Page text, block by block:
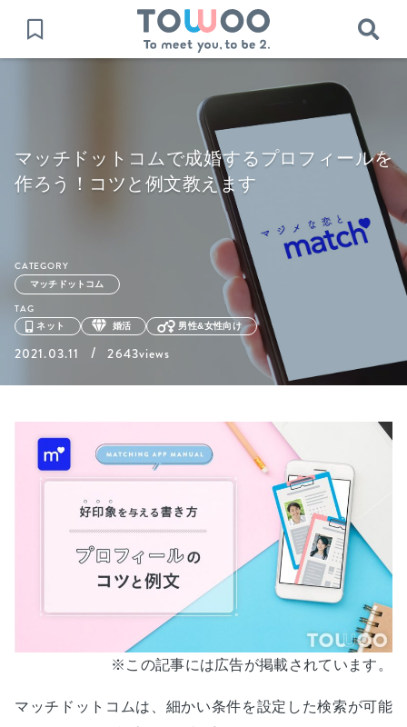
マッチドットコムで成婚するプロフィールを
作ろう！コツと例文教えます
CATEGORY
マッチドットコム
TAG
ネット 婚活 男性&女性向け
2021.03.11 /2643views
※この記事には広告が掲載されています。
マッチドットコムは、細かい条件を設定した検索が可能